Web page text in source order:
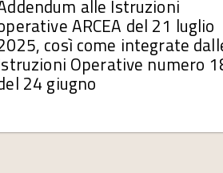
alle Istruzioni
ARCEA del 21 luglio
così come integrate
Operative numero
24 giugno